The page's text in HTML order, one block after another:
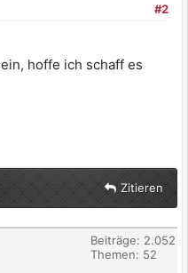
#2
hoffe ich schaff es
Zitieren
Beiträge: 2.052
Themen: 52